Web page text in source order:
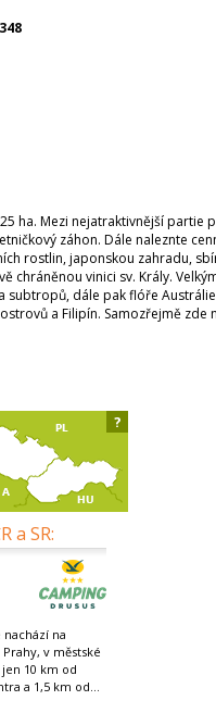
348
ha. Mezi nejatraktivnější partie
záhon. Dále naleznte
rostlin, japonskou zahradu,
chráněnou vinici sv. Krály.
subtropů, dále pak flóře
a Filipín. Samozřejmě zde
a SR:
nachází na
v městské
10 km od
a 1,5 km od...
?